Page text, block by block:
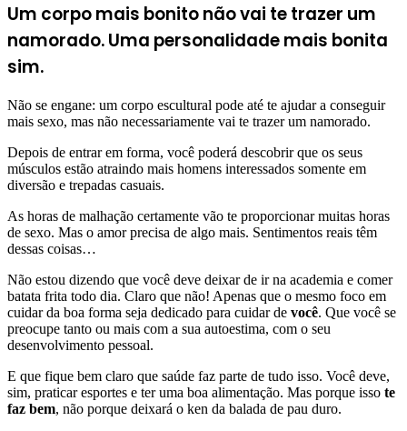
Um corpo mais bonito não vai te trazer um
namorado. Uma personalidade mais bonita
sim.
Não se engane: um corpo escultural pode até te ajudar a conseguir
mais sexo, mas não necessariamente vai te trazer um namorado.
Depois de entrar em forma, você poderá descobrir que os seus
músculos estão atraindo mais homens interessados somente em
diversão e trepadas casuais.
As horas de malhação certamente vão te proporcionar muitas horas
de sexo. Mas o amor precisa de algo mais. Sentimentos reais têm
dessas coisas…
Não estou dizendo que você deve deixar de ir na academia e comer
batata frita todo dia. Claro que não! Apenas que o mesmo foco em
cuidar da boa forma seja dedicado para cuidar de você. Que você se
preocupe tanto ou mais com a sua autoestima, com o seu
desenvolvimento pessoal.
E que fique bem claro que saúde faz parte de tudo isso. Você deve,
sim, praticar esportes e ter uma boa alimentação. Mas porque isso te
faz bem, não porque deixará o ken da balada de pau duro.